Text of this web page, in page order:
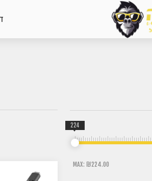
MAX: ₪224.00
224